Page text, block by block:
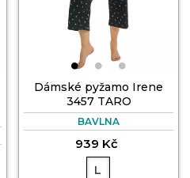
Dámské pyžamo Irene
3457 TARO
BAVLNA
939 Kč
L